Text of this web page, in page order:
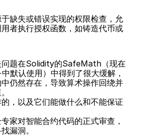
缺失或错误实现的权限检查，允
者执行授权函数，如铸造代币或
问题在Solidity的SafeMath（现在
默认使用）中得到了很大缓解，
仍然存在，导致算术操作回绕并
，以及它们能做什么和不能保证
家对智能合约代码的正式审查，
漏洞。